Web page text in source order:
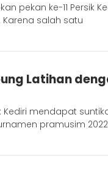
pekan ke-11 Persik
salah satu
Latihan
Kediri mendapat
pramusim 2022